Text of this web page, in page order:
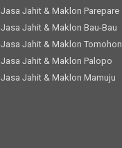
Jasa Jahit & Maklon Parepare
Jasa Jahit & Maklon Bau-Bau
Jasa Jahit & Maklon Tomohon
Jasa Jahit & Maklon Palopo
Jasa Jahit & Maklon Mamuju